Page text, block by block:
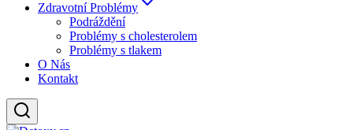
Zdravotní Problémy
Podráždění
Problémy s cholesterolem
Problémy s tlakem
O Nás
Kontakt